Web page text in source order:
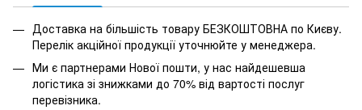
Доставка на більшість товару БЕЗКОШТОВНА по Києву.
Перелік акційної продукції уточнюйте у менеджера.
Ми є партнерами Нової пошти, у нас найдешевша
логістика зі знижками до 70% від вартості послуг
перевізника.